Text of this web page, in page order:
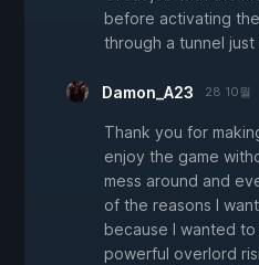
before activating
through a tunnel
Damon_A23 28 10월
Thank you for
enjoy the game
mess around and
of the reasons I
because I wanted
powerful overlord